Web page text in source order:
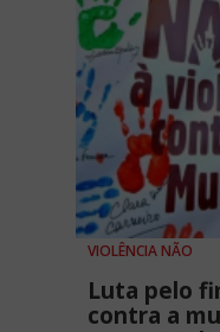
VIOLÊNCIA NÃO
Luta pelo
contra a